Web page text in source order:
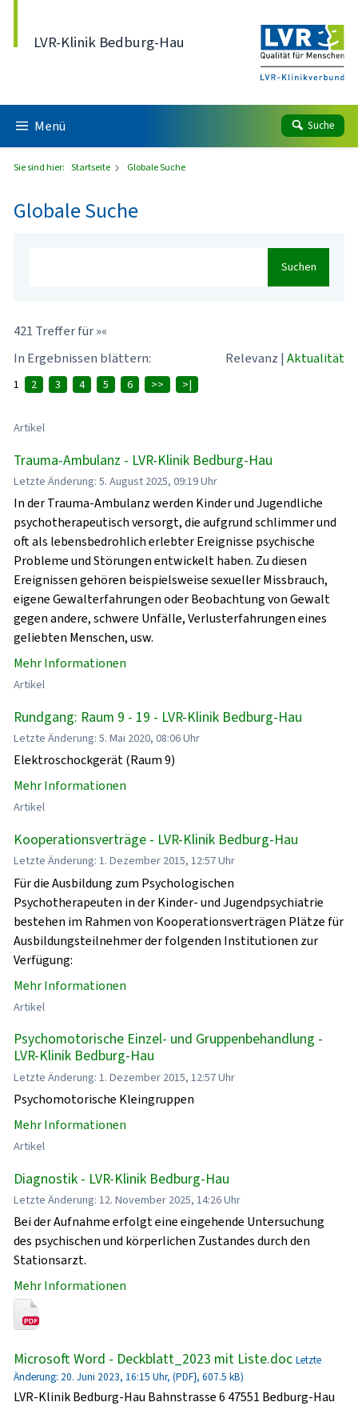
LVR-Klinik Bedburg-Hau
Menü Suche
Sie sind hier: Startseite Globale Suche
Globale Suche
Suchen
421 Treffer für »«
In Ergebnissen blättern:
Relevanz | Aktualität
1 2 3 4 5 6 >> >|
Artikel
Trauma-Ambulanz - LVR-Klinik Bedburg-Hau
Letzte Änderung: 5. August 2025, 09:19 Uhr
In der Trauma-Ambulanz werden Kinder und Jugendliche
psychotherapeutisch versorgt, die aufgrund schlimmer und
oft als lebensbedrohlich erlebter Ereignisse psychische
Probleme und Störungen entwickelt haben. Zu diesen
Ereignissen gehören beispielsweise sexueller Missbrauch,
eigene Gewalterfahrungen oder Beobachtung von Gewalt
gegen andere, schwere Unfälle, Verlusterfahrungen eines
geliebten Menschen, usw.
Mehr Informationen
Artikel
Rundgang: Raum 9 - 19 - LVR-Klinik Bedburg-Hau
Letzte Änderung: 5. Mai 2020, 08:06 Uhr
Elektroschockgerät (Raum 9)
Mehr Informationen
Artikel
Kooperationsverträge - LVR-Klinik Bedburg-Hau
Letzte Änderung: 1. Dezember 2015, 12:57 Uhr
Für die Ausbildung zum Psychologischen
Psychotherapeuten in der Kinder- und Jugendpsychiatrie
bestehen im Rahmen von Kooperationsverträgen Plätze für
Ausbildungsteilnehmer der folgenden Institutionen zur
Verfügung:
Mehr Informationen
Artikel
Psychomotorische Einzel- und Gruppenbehandlung -
LVR-Klinik Bedburg-Hau
Letzte Änderung: 1. Dezember 2015, 12:57 Uhr
Psychomotorische Kleingruppen
Mehr Informationen
Artikel
Diagnostik - LVR-Klinik Bedburg-Hau
Letzte Änderung: 12. November 2025, 14:26 Uhr
Bei der Aufnahme erfolgt eine eingehende Untersuchung
des psychischen und körperlichen Zustandes durch den
Stationsarzt.
Mehr Informationen
Microsoft Word - Deckblatt_2023 mit Liste.doc Letzte
Änderung: 20. Juni 2023, 16:15 Uhr, (PDF}, 607.5 kB)
LVR-Klinik Bedburg-Hau Bahnstrasse 6 47551 Bedburg-Hau